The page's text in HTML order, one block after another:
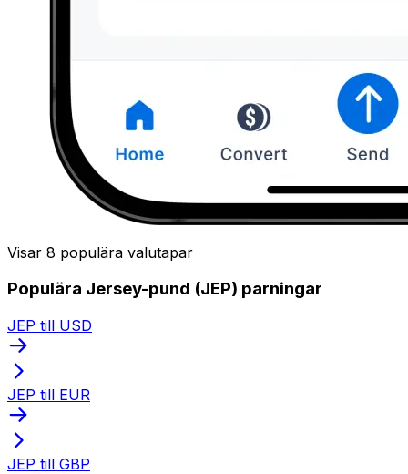
Visar 8 populära valutapar
Populära Jersey-pund (JEP) parningar
JEP till USD
JEP till EUR
JEP till GBP